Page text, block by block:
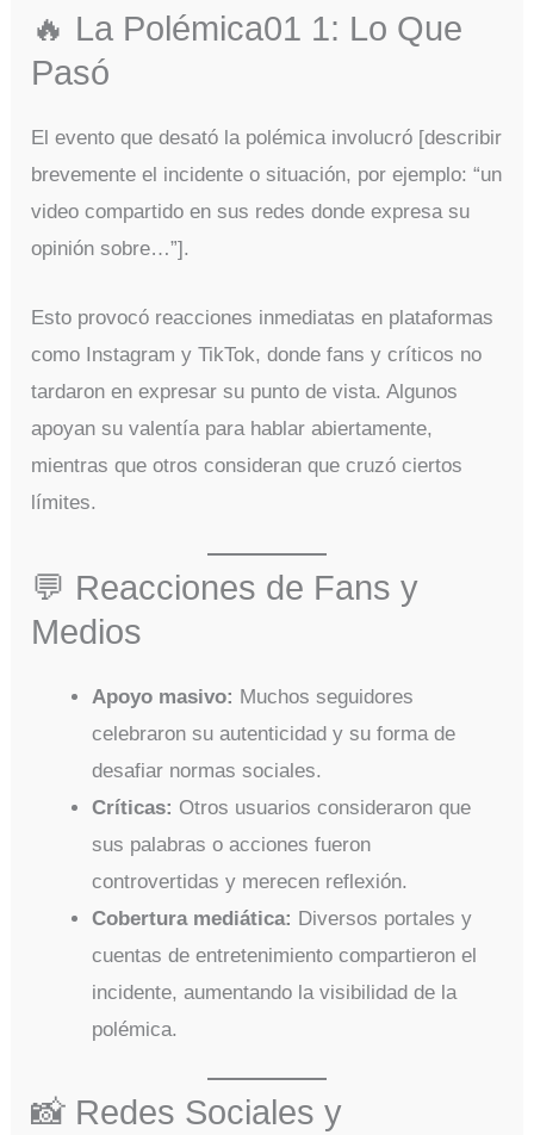
🔥 La Polémica01 1: Lo Que
Pasó
El evento que desató la polémica involucró [describir
brevemente el incidente o situación, por ejemplo: “un
video compartido en sus redes donde expresa su
opinión sobre…”].
Esto provocó reacciones inmediatas en plataformas
como Instagram y TikTok, donde fans y críticos no
tardaron en expresar su punto de vista. Algunos
apoyan su valentía para hablar abiertamente,
mientras que otros consideran que cruzó ciertos
límites.
💬 Reacciones de Fans y
Medios
Apoyo masivo: Muchos seguidores
celebraron su autenticidad y su forma de
desafiar normas sociales.
Críticas: Otros usuarios consideraron que
sus palabras o acciones fueron
controvertidas y merecen reflexión.
Cobertura mediática: Diversos portales y
cuentas de entretenimiento compartieron el
incidente, aumentando la visibilidad de la
polémica.
📸 Redes Sociales y